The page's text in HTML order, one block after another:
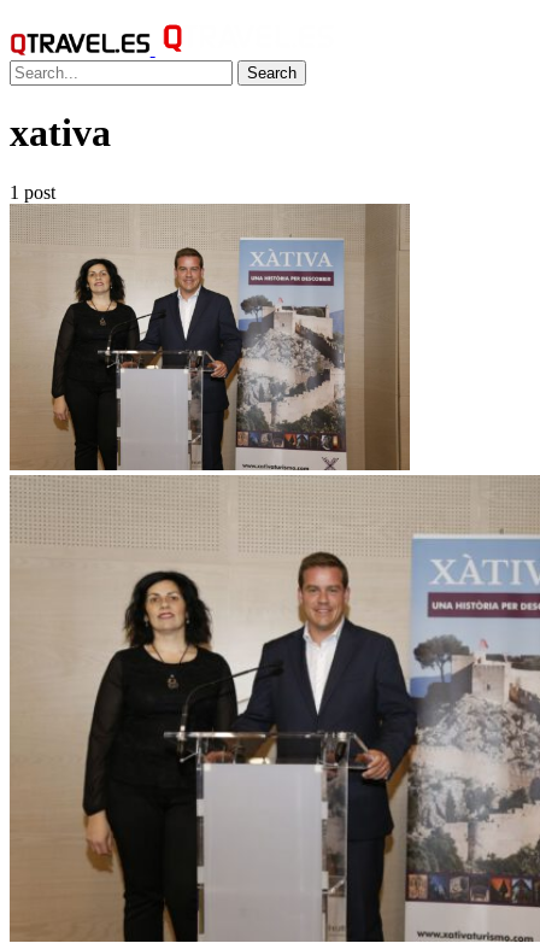
Search
xativa
1 post